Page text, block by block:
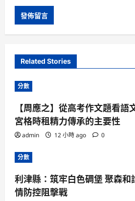
Related Stories
分數
【周應之】從高考作文題看語
宮格時租精力傳承的主要性
admin 12 小時 ago 0
分數
利津縣：筑牢白色碉堡 聚森和
情防控阻擊戰